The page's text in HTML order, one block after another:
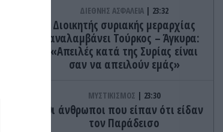
ΔΙΕΘΝΗΣ ΑΣΦΑΛΕΙΑ 23:32
Διοικητής συριακής μεραρχίας
αναλαμβάνει Τούρκος – Άγκυρα:
«Απειλές κατά της Συρίας είναι
σαν να απειλούν εμάς»
ΜΥΣΤΙΚΙΣΜΟΣ 23:30
Οι άνθρωποι που είπαν ότι είδαν
τον Παράδεισο